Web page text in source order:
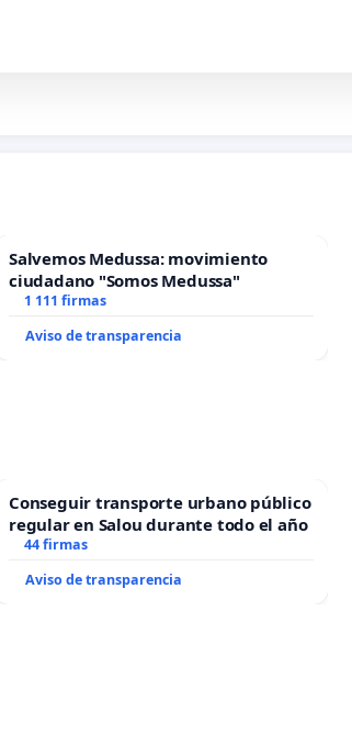
Salvemos Medussa: movimiento
ciudadano "Somos Medussa"
1 111 firmas
Aviso de transparencia
Conseguir transporte urbano público
regular en Salou durante todo el año
44 firmas
Aviso de transparencia